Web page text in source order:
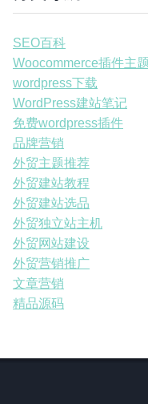
SEO百科
Woocommerce插件主题
wordpress下载
WordPress建站笔记
免费wordpress插件
品牌营销
外贸主题推荐
外贸建站教程
外贸建站选品
外贸独立站主机
外贸网站建设
外贸营销推广
文章营销
精品源码